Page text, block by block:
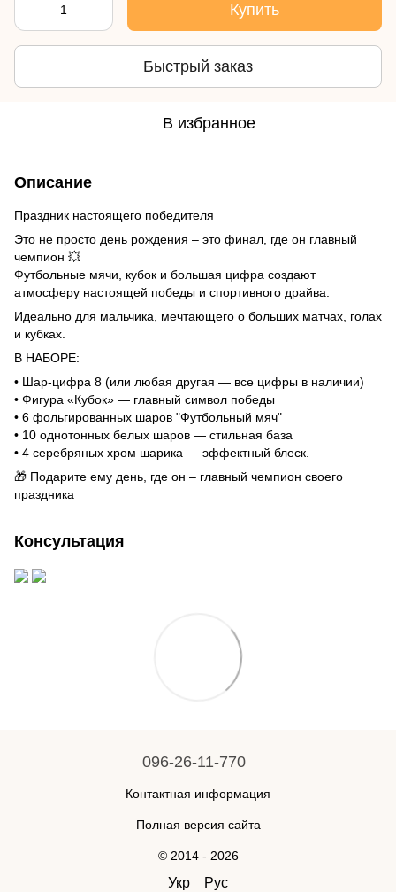
Купить
Быстрый заказ
В избранное
Описание
Праздник настоящего победителя
Это не просто день рождения – это финал, где он главный
чемпион 💥
Футбольные мячи, кубок и большая цифра создают
атмосферу настоящей победы и спортивного драйва.
Идеально для мальчика, мечтающего о больших матчах, голах
и кубках.
В НАБОРЕ:
• Шар-цифра 8 (или любая другая — все цифры в наличии)
• Фигура «Кубок» — главный символ победы
• 6 фольгированных шаров "Футбольный мяч"
• 10 однотонных белых шаров — стильная база
• 4 серебряных хром шарика — эффектный блеск.
🎁 Подарите ему день, где он – главный чемпион своего
праздника
Консультация
096-26-11-770
Контактная информация
Полная версия сайта
© 2014 - 2026
Укр Рус